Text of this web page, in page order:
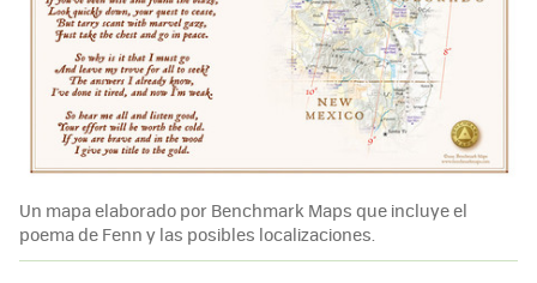
Un mapa elaborado por Benchmark Maps que incluye el
poema de Fenn y las posibles localizaciones.